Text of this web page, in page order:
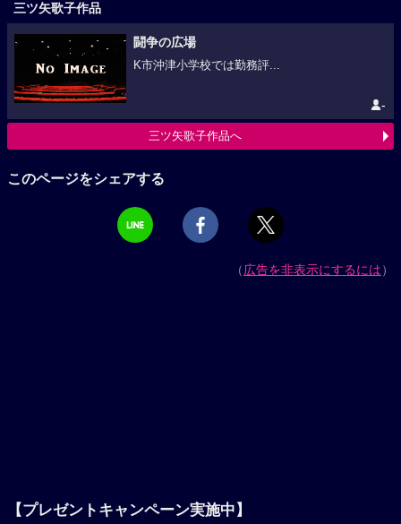
三ツ矢歌子作品
闘争の広場
K市沖津小学校では勤務評...
-
三ツ矢歌子作品へ
このページをシェアする
（広告を非表示にするには）
【プレゼントキャンペーン実施中】